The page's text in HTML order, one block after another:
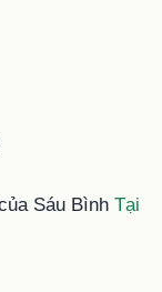
Sáu Bình Tại